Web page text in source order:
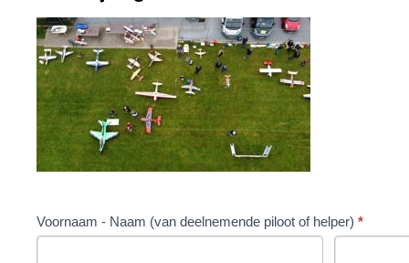
Einde
Voornaam - Naam (van deelnemende piloot of helper) *